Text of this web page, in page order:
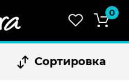
0
Сортировка